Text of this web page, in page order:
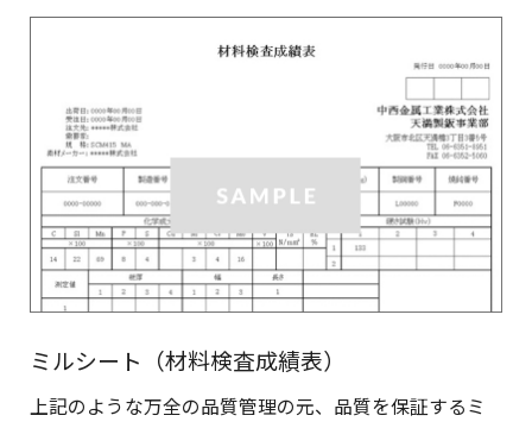
ミルシート（材料検査成績表）
上記のような万全の品質管理の元、品質を保証するミ